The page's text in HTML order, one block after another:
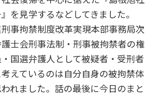
を見学するなどしてきました。
事拘禁制度改革実現本部事務局次
士会刑事法制・刑事被拘禁者の権
国選弁護人として被疑者・受刑者
えているのは自分自身の被拘禁体
れました。話の最後に今日のまと